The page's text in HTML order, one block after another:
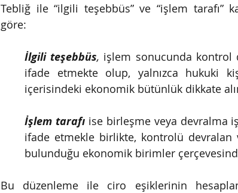
Tebliğ ile “ilgili teşebbüs” ve “işlem tarafı”
göre:
İlgili teşebbüs, işlem sonucunda
ifade etmekte olup, yalnızca hukuki
içerisindeki ekonomik bütünlük dikkate
İşlem tarafı ise birleşme veya devralma
ifade etmekle birlikte, kontrolü devralan
bulunduğu ekonomik birimler
Bu düzenleme ile ciro eşiklerinin